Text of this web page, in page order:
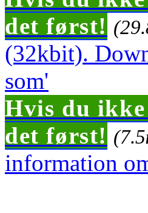
det først!
(32kbit).
som'
Hvis du
det først! (7.5
information